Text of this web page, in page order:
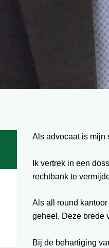
Als advocaat is mijn
Ik vertrek in een
rechtbank te
Als all round
geheel. Deze brede
Bij de behartiging